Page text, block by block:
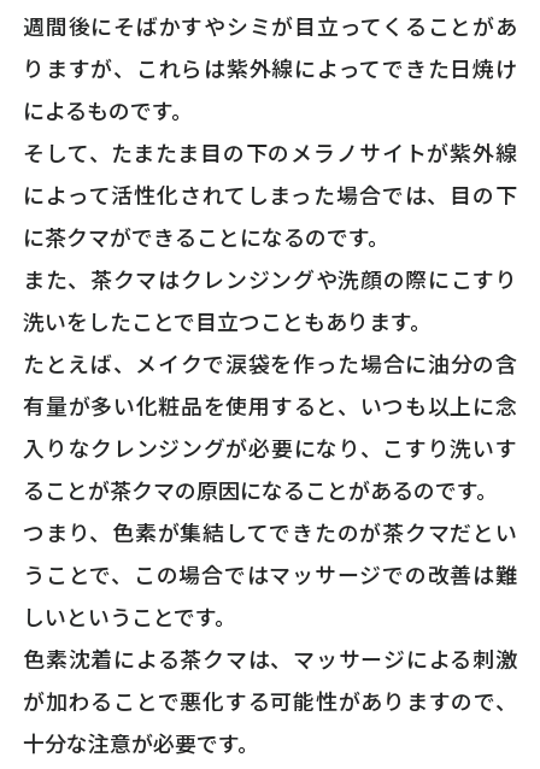
週間後にそばかすやシミが目立ってくることがあ
りますが、これらは紫外線によってできた日焼け
によるものです。
そして、たまたま目の下のメラノサイトが紫外線
によって活性化されてしまった場合では、目の下
に茶クマができることになるのです。
また、茶クマはクレンジングや洗顔の際にこすり
洗いをしたことで目立つこともあります。
たとえば、メイクで涙袋を作った場合に油分の含
有量が多い化粧品を使用すると、いつも以上に念
入りなクレンジングが必要になり、こすり洗いす
ることが茶クマの原因になることがあるのです。
つまり、色素が集結してできたのが茶クマだとい
うことで、この場合ではマッサージでの改善は難
しいということです。
色素沈着による茶クマは、マッサージによる刺激
が加わることで悪化する可能性がありますので、
十分な注意が必要です。